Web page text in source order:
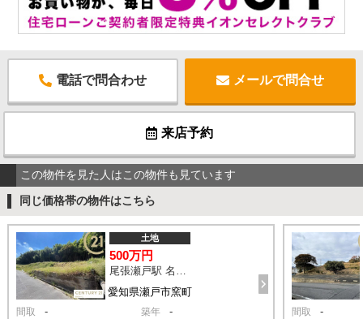
電話で問合わせ メールで問合せ
来店予約
この物件を見た人はこの物件も見ています
同じ価格帯の物件はこちら
愛知県瀬戸市窯町
土地
500万円
尾張瀬戸駅 名鉄バス「品野本町」 バス16分 停歩9分
間取 - 築年 - 間取 -